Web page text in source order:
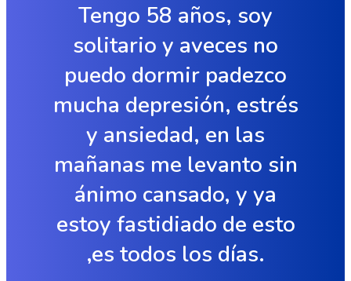
Tengo 58 años, soy
solitario y aveces no
puedo dormir padezco
mucha depresión, estrés
y ansiedad, en las
mañanas me levanto sin
ánimo cansado, y ya
estoy fastidiado de esto
,es todos los días.